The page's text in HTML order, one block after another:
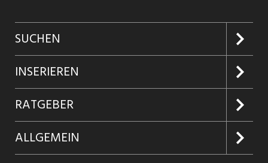
SUCHEN
Jobs suchen
Jobabo
Firmen entdecken
Jobs in Graubünden
INSERIEREN
Kundenlogin
Inserieren
Produkte
RATGEBER
Glossar
ALLGEMEIN